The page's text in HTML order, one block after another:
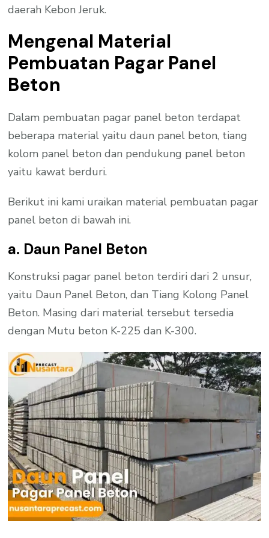
daerah Kebon Jeruk.
Mengenal Material
Pembuatan Pagar Panel
Beton
Dalam pembuatan pagar panel beton terdapat
beberapa material yaitu daun panel beton, tiang
kolom panel beton dan pendukung panel beton
yaitu kawat berduri.
Berikut ini kami uraikan material pembuatan pagar
panel beton di bawah ini.
a. Daun Panel Beton
Konstruksi pagar panel beton terdiri dari 2 unsur,
yaitu Daun Panel Beton, dan Tiang Kolong Panel
Beton. Masing dari material tersebut tersedia
dengan Mutu beton K-225 dan K-300.